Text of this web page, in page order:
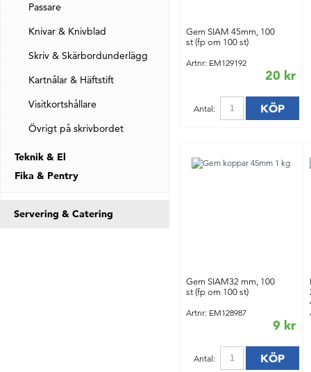
Passare
Knivar & Knivblad
Skriv & Skärbordunderlägg
Kartnålar & Häftstift
Visitkortshållare
Övrigt på skrivbordet
Teknik & El
Fika & Pentry
Servering & Catering
Gem SIAM 45mm, 100
st (fp om 100 st)
Artnr: EM129192
20 kr
Antal: KÖP
Gem SIAM32 mm, 100
st (fp om 100 st)
Artnr: EM128987
9 kr
Antal: KÖP